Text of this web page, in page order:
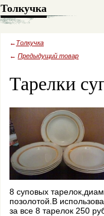
Толкучка
← Толкучка
← Предыдущий товар
Тарелки
8 суповых
позолотой.В
за все 8 тарелок 250